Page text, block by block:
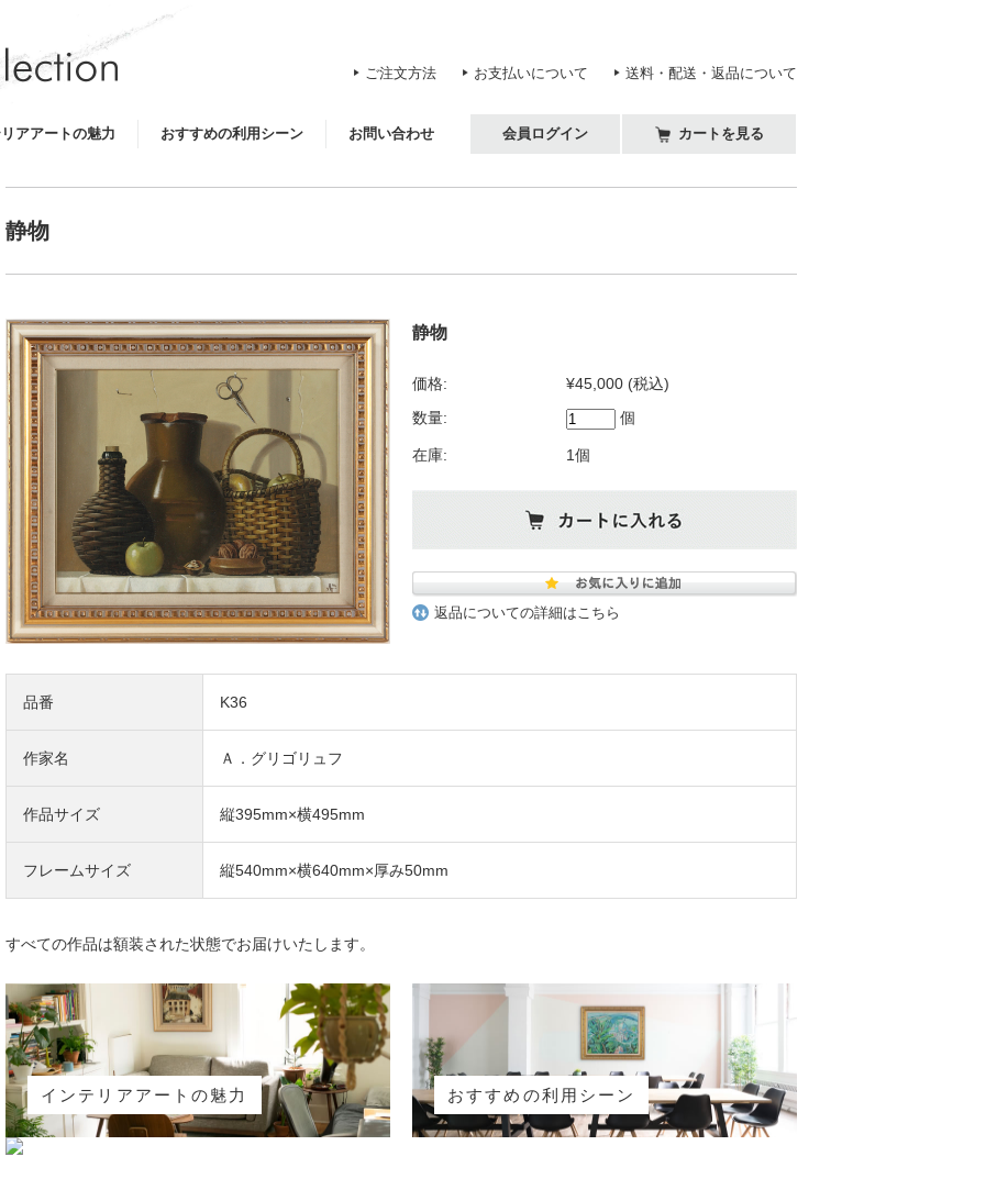
ご注文方法 お支払いについて 送料・配送・返品について
アアートの魅力 おすすめの利用シーン お問い合わせ 会員ログイン カートを見る
静物
静物
価格: ¥45,000 (税込)
数量:
個
在庫: 1個
返品についての詳細はこちら
品番 K36
作家名 Ａ．グリゴリュフ
作品サイズ 縦395mm×横495mm
フレームサイズ 縦540mm×横640mm×厚み50mm
すべての作品は額装された状態でお届けいたします。
インテリアアートの魅力 おすすめの利用シーン